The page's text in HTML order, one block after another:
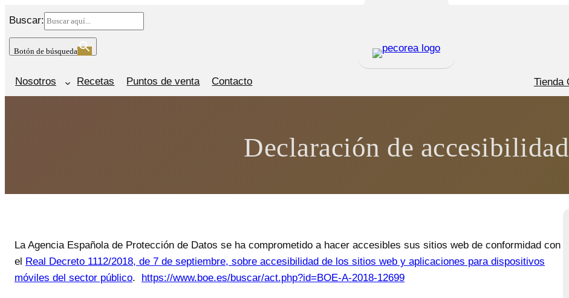
Buscar:
Botón de búsqueda
Nosotros Recetas Puntos de venta Contacto Tienda
Declaración de accesibilidad
La Agencia Española de Protección de Datos se ha comprometido a hacer accesibles sus sitios web de conformidad con
el
Real Decreto 1112/2018, de 7 de septiembre, sobre accesibilidad de los sitios web y aplicaciones para dispositivos
móviles del sector público. https://www.boe.es/buscar/act.php?id=BOE-A-2018-12699